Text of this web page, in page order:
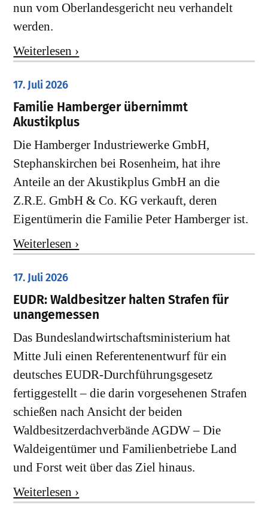
nun vom Oberlandesgericht neu verhandelt
werden.
Weiterlesen ›
17. Juli 2026
Familie Hamberger übernimmt
Akustikplus
Die Hamberger Industriewerke GmbH,
Stephanskirchen bei Rosenheim, hat ihre
Anteile an der Akustikplus GmbH an die
Z.R.E. GmbH & Co. KG verkauft, deren
Eigentümerin die Familie Peter Hamberger ist.
Weiterlesen ›
17. Juli 2026
EUDR: Waldbesitzer halten Strafen für
unangemessen
Das Bundeslandwirtschaftsministerium hat
Mitte Juli einen Referentenentwurf für ein
deutsches EUDR-Durchführungsgesetz
fertiggestellt – die darin vorgesehenen Strafen
schießen nach Ansicht der beiden
Waldbesitzerdachverbände AGDW – Die
Waldeigentümer und Familienbetriebe Land
und Forst weit über das Ziel hinaus.
Weiterlesen ›